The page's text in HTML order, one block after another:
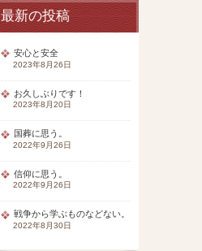
最新の投稿
安心と安全
2023年8月26日
お久しぶりです！
2023年8月20日
国葬に思う。
2022年9月26日
信仰に思う。
2022年9月26日
戦争から学ぶものなどない。
2022年8月30日